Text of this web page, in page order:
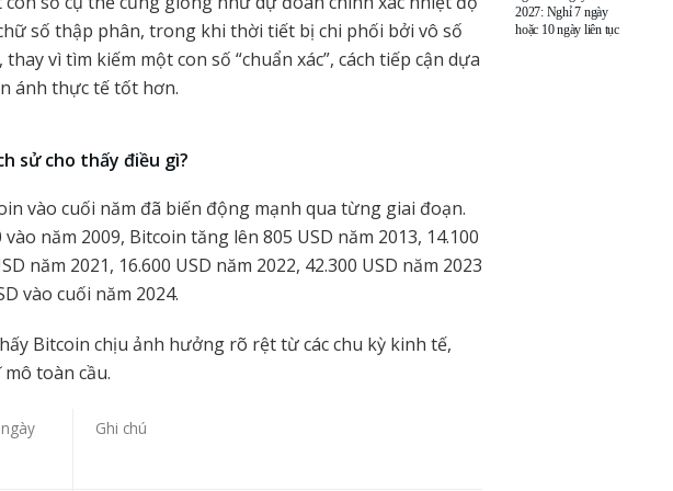
số thập phân, trong khi thời tiết bị chi phối bởi vô số
vì tìm kiếm một con số “chuẩn xác”, cách tiếp cận dựa
ánh thực tế tốt hơn.
sử cho thấy điều gì?
vào cuối năm đã biến động mạnh qua từng giai đoạn.
năm 2009, Bitcoin tăng lên 805 USD năm 2013, 14.100
năm 2021, 16.600 USD năm 2022, 42.300 USD năm 2023
vào cuối năm 2024.
Bitcoin chịu ảnh hưởng rõ rệt từ các chu kỳ kinh tế,
toàn cầu.
Ghi chú
2027: Nghỉ 7 ngày
hoặc 10 ngày liên tục